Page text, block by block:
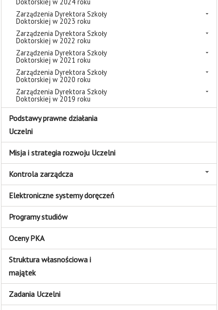
Zarządzenia Dyrektora Szkoły
Doktorskiej w 2023 roku
Zarządzenia Dyrektora Szkoły
Doktorskiej w 2022 roku
Zarządzenia Dyrektora Szkoły
Doktorskiej w 2021 roku
Zarządzenia Dyrektora Szkoły
Doktorskiej w 2020 roku
Zarządzenia Dyrektora Szkoły
Doktorskiej w 2019 roku
Podstawy prawne działania
Uczelni
Misja i strategia rozwoju Uczelni
Kontrola zarządcza
Elektroniczne systemy doręczeń
Programy studiów
Oceny PKA
Struktura własnościowa i
majątek
Zadania Uczelni